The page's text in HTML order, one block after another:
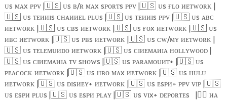
ᴜs ᴍᴀx ᴘᴘᴠ |🇺🇸ᴜs ʙ/ʀ ᴍᴀx sᴘᴏʀᴛs ᴘᴘᴠ |🇺🇸ᴜs ғʟᴏ ᴎᴇᴛᴡᴏʀᴋ |
🇺🇸ᴜs ᴛᴇᴎᴎɪs ᴄʜᴀᴎᴎᴇʟ ᴘʟᴜs |🇺🇸ᴜs ᴛᴇᴎᴎɪs ᴘᴘᴠ |🇺🇸ᴜs ᴀʙᴄ
ᴎᴇᴛᴡᴏʀᴋ |🇺🇸ᴜs ᴄʙs ᴎᴇᴛᴡᴏʀᴋ |🇺🇸ᴜs ғᴏx ᴎᴇᴛᴡᴏʀᴋ |🇺🇸ᴜs
ᴎʙᴄ ᴎᴇᴛᴡᴏʀᴋ |🇺🇸ᴜs ᴘʙs ᴎᴇᴛᴡᴏʀᴋ |🇺🇸ᴜs ᴄᴡ/ᴍʏ ᴎᴇᴛᴡᴏʀᴋ |
🇺🇸ᴜs ᴛᴇʟᴇᴍᴜᴎᴅᴏ ᴎᴇᴛᴡᴏʀᴋ |🇺🇸ᴜs ᴄɪᴎᴇᴍᴀᴎɪᴀ ʜᴏʟʟʏᴡᴏᴏᴅ |
🇺🇸ᴜs ᴄɪᴎᴇᴍᴀᴎɪᴀ ᴛᴠ sʜᴏᴡs |🇺🇸ᴜs ᴘᴀʀᴀᴍᴏᴜᴎᴛ+ |🇺🇸ᴜs
ᴘᴇᴀᴄᴏᴄᴋ ᴎᴇᴛᴡᴏʀᴋ |🇺🇸ᴜs ʜʙᴏ ᴍᴀx ᴎᴇᴛᴡᴏʀᴋ |🇺🇸ᴜs ʜᴜʟᴜ
ᴎᴇᴛᴡᴏʀᴋ |🇺🇸ᴜs ᴅɪsᴎᴇʏ+ ᴎᴇᴛᴡᴏʀᴋ |🇺🇸ᴜs ᴇsᴘᴎ+ ᴘᴘᴠ ᴠɪᴘ |🇺🇸
ᴜs ᴇsᴘᴎ ᴘʟᴜs |🇺🇸ᴜs ᴇsᴘᴎ ᴘʟᴀʏ |🇺🇸ᴜs ᴠɪx+ ᴅᴇᴘᴏʀᴛᴇs |🏴‍☠️ ᴎᴀ